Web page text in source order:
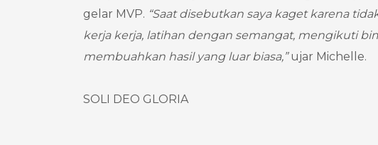
gelar MVP. “Saat disebutkan saya kaget karena
kerja kerja, latihan dengan semangat, mengikuti
membuahkan hasil yang luar biasa,”ujar Michelle.
SOLI DEO GLORIA